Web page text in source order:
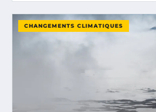
CHANGEMENTS CLIMATIQUES